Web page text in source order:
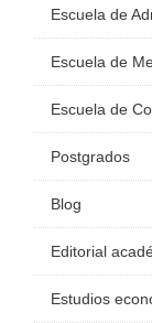
Escuela de
Escuela de
Escuela de
Postgrados
Blog
Editorial
Estudios